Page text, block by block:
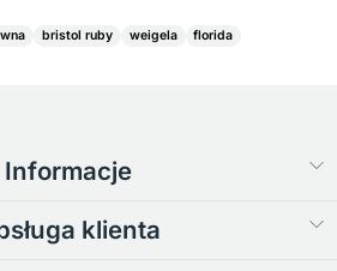
bristol ruby weigela florida
Informacje
klienta